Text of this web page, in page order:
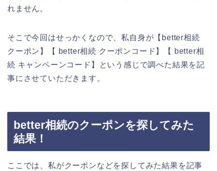
れません。
そこで今回はせっかくなので、私自身が【better相続
クーポン】【 better相続 クーポンコード】【 better相
続 キャンペーンコード】という感じで調べた結果を記
事にさせていただきます。
better相続のクーポンを探してみた
結果！
ここでは、私がクーポンなどを探してみた結果を記事